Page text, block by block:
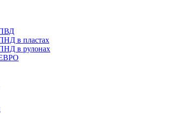
в пластах
в рулонах